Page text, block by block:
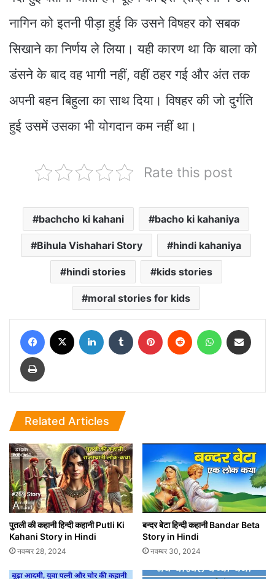
नागिन को इतनी पीड़ा हुई कि उसने विषहर को सबक
सिखाने का निर्णय ले लिया। यही कारण था कि बाला को
डंसने के बाद वह भागी नहीं, वहीं ठहर गई और अंत तक
अपनी बहन बिहुला का साथ दिया। विषहर की जो दुर्गति
हुई उसमें उसका भी योगदान कम नहीं था।
Rate this post
bachcho ki kahani bacho ki kahaniya
Bihula Vishahari Story hindi kahaniya
hindi stories kids stories
moral stories for kids
Facebook LinkedIn Tumblr Pinterest Reddit WhatsApp
Print
Related Articles
पुतली की कहानी हिन्दी कहानी Putli Ki
Kahani Story in Hindi
नवम्बर 28, 2024
बन्दर बेटा हिन्दी कहानी Bandar Beta
Story in Hindi
नवम्बर 30, 2024